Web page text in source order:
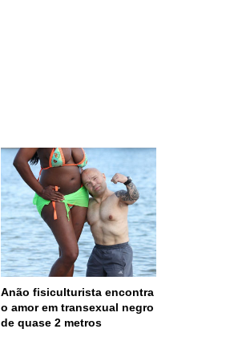
Anão fisiculturista encontra
o amor em transexual negro
de quase 2 metros